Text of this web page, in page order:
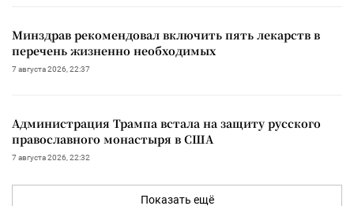
Минздрав рекомендовал включить пять лекарств в
перечень жизненно необходимых
7 августа 2026, 22:37
Администрация Трампа встала на защиту русского
православного монастыря в США
7 августа 2026, 22:32
Показать ещё